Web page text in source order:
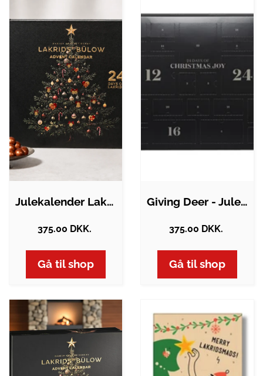
Julekalender Lakrids by Bülow 2026 inkl.…
375.00 DKK.
Gå til shop
Giving Deer - Julekalender med Lakrids
375.00 DKK.
Gå til shop